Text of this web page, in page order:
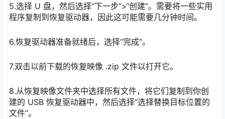
5.选择 U 盘，然后选择“下一步”>“创建”。需要将一些实用
程序复制到恢复驱动器，因此这可能需要几分钟时间。
6.恢复驱动器准备就绪后，选择“完成”。
7.双击以前下载的恢复映像 .zip 文件以打开它。
8.从恢复映像文件夹中选择所有文件，将它们复制到你创
建的 USB 恢复驱动器中，然后选择“选择替换目标位置的
文件”。